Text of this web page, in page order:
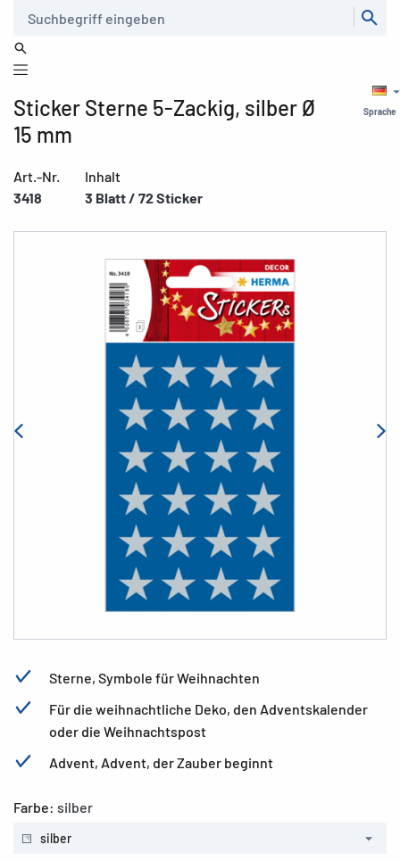
Sprache
Sticker Sterne 5-Zackig, silber Ø
15 mm
Art.-Nr.
3418
Inhalt
3 Blatt / 72 Sticker
Sterne, Symbole für Weihnachten
Für die weihnachtliche Deko, den Adventskalender
oder die Weihnachtspost
Advent, Advent, der Zauber beginnt
Farbe: silber
silber